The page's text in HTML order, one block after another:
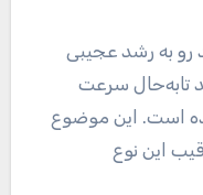
تابه‌حال سرعت
40 برابر شده است. این موضوع
این نوع